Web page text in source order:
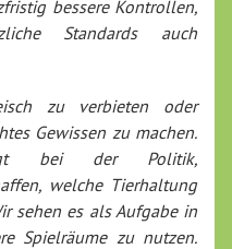
bessere Kontrollen,
Standards auch
zu verbieten oder
Gewissen zu machen.
bei der Politik,
welche Tierhaltung
sehen es als Aufgabe in
Spielräume zu nutzen.